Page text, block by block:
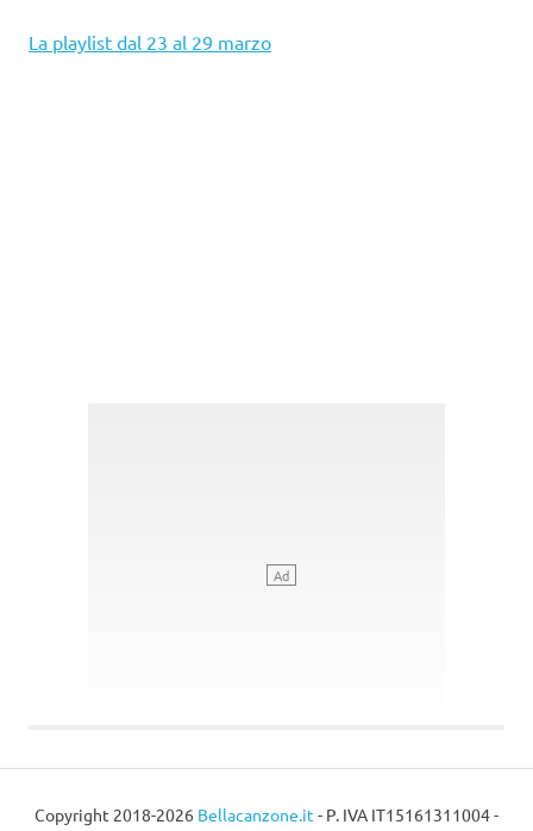
La playlist dal 23 al 29 marzo
Copyright 2018-2026 Bellacanzone.it - P. IVA IT15161311004 -